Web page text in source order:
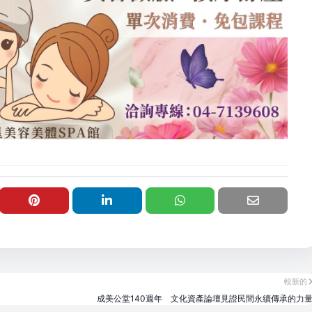
較新的
成美公堂140週年 文化資產論壇見證民間永續傳承的力量